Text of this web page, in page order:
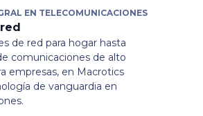
EN TELECOMUNICACIONES
de red para hogar hasta
comunicaciones de alto
empresas, en Macrotics
de vanguardia en